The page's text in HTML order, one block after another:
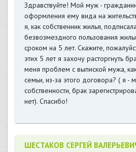
Здравствуйте! Мой муж -
оформления ему вида на
я, как собственник жилья,
безвозмездного пользования
сроком на 5 лет. Скажите,
этих 5 лет я захочу расторгнуть
меня проблем с выпиской мужа,
семьи, из-за этого договора? ( я -
собственности, брак
нет). Спасибо!
ШЕСТАКОВ СЕРГЕЙ